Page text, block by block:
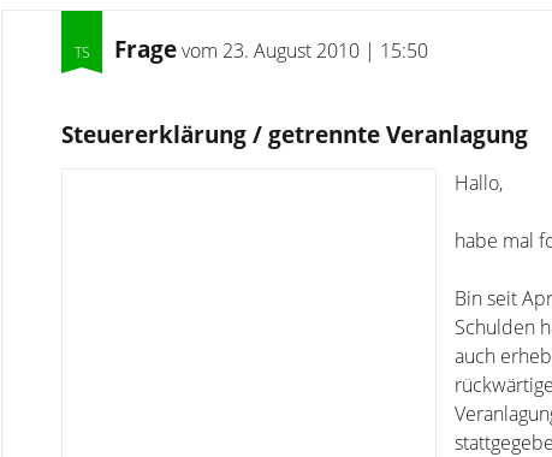
Fragevom 23. August 2010 | 15:50
Steuererklärung / getrennte Veranlagung
Hallo,
habe mal
Bin seit
Schulden
auch